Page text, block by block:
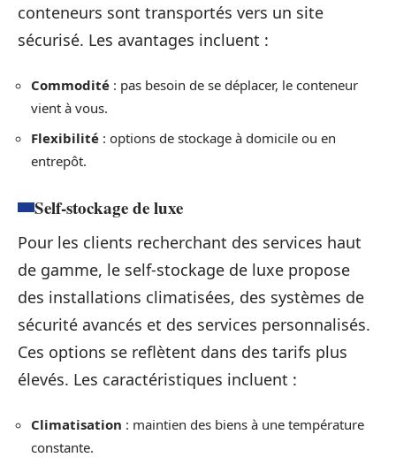
conteneurs sont transportés vers un site
sécurisé. Les avantages incluent :
Commodité : pas besoin de se déplacer, le conteneur
vient à vous.
Flexibilité : options de stockage à domicile ou en
entrepôt.
Self-stockage de luxe
Pour les clients recherchant des services haut
de gamme, le self-stockage de luxe propose
des installations climatisées, des systèmes de
sécurité avancés et des services personnalisés.
Ces options se reflètent dans des tarifs plus
élevés. Les caractéristiques incluent :
Climatisation : maintien des biens à une température
constante.